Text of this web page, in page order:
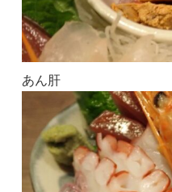
あん肝